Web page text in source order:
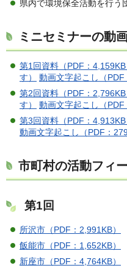
県内で環境保全活動を行う
ミニセミナーの動
第1回資料（PDF：4,159KB
す）
動画文字起こし（PDF
第2回資料（PDF：2,796KB
す）
動画文字起こし（PDF
第3回資料（PDF：4,913KB
動画文字起こし（PDF：
市町村の活動フィ
第1回
所沢市（PDF：2,991KB）
飯能市（PDF：1,652KB）
新座市（PDF：4,764KB）